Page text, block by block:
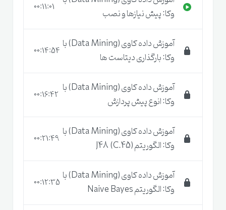
خوشهبندی (Clustering)
اعضای موجود در یک خوشه بیشترین شباهت را به
یکدیگر و کمترین شباهت را به اعضای خوشه‌های
دیگر داشته باشند.
مصورسازی(visualization):
در داده‌ها می‌باشد.
وکا: پیش نیازها و نصب
00:11:01
آموزش داده کاوی (Data Mining) با
وکا: بارگذاری دیتاست ها
00:14:54
آموزش داده کاوی (Data Mining) با
وکا: انوع پیش پردازش
00:16:42
آموزش داده کاوی (Data Mining) با
وکا: الگوریتم J48 (C.45)
00:21:49
آموزش داده کاوی (Data Mining) با
وکا: الگوریتم Naive Bayes
00:12:35